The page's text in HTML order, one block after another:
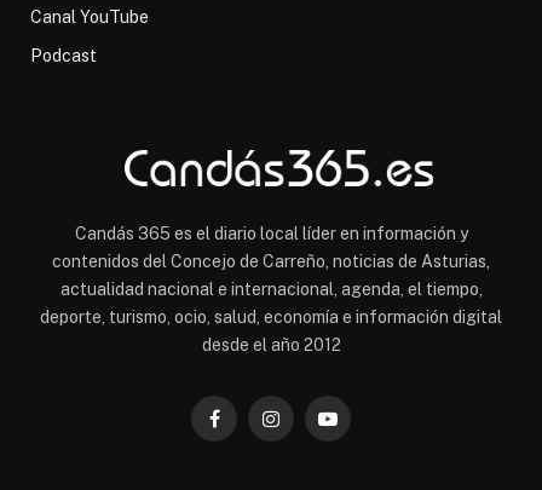
Canal YouTube
Podcast
Candás 365 es el diario local líder en información y
contenidos del Concejo de Carreño, noticias de Asturias,
actualidad nacional e internacional, agenda, el tiempo,
deporte, turismo, ocio, salud, economía e información digital
desde el año 2012
FacebookInstagramYouTube